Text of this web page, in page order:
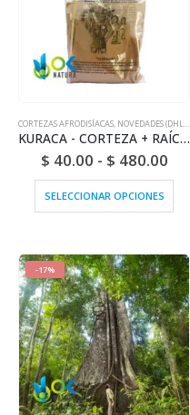
CORTEZAS AFRODISÍACAS, NOVEDADES (DHL O FEDEX)
KURACA - CORTEZA + RAÍCES + SEMILLAS / 200gr a 1kg - 100% Pura Natural y Ecológica
$ 40.00 - $ 480.00
SELECCIONAR OPCIONES
-17%